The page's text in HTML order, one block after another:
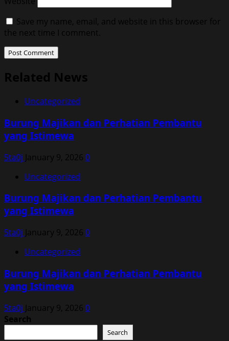
Save my name, email, and website in this browser for
the next time I comment.
Related News
Uncategorized
Burung Majikan dan Perhatian Pembantu
yang Istimewa
5ta0j January 9, 2026 0
Uncategorized
Burung Majikan dan Perhatian Pembantu
yang Istimewa
5ta0j January 9, 2026 0
Uncategorized
Burung Majikan dan Perhatian Pembantu
yang Istimewa
5ta0j January 9, 2026 0
Search
Search